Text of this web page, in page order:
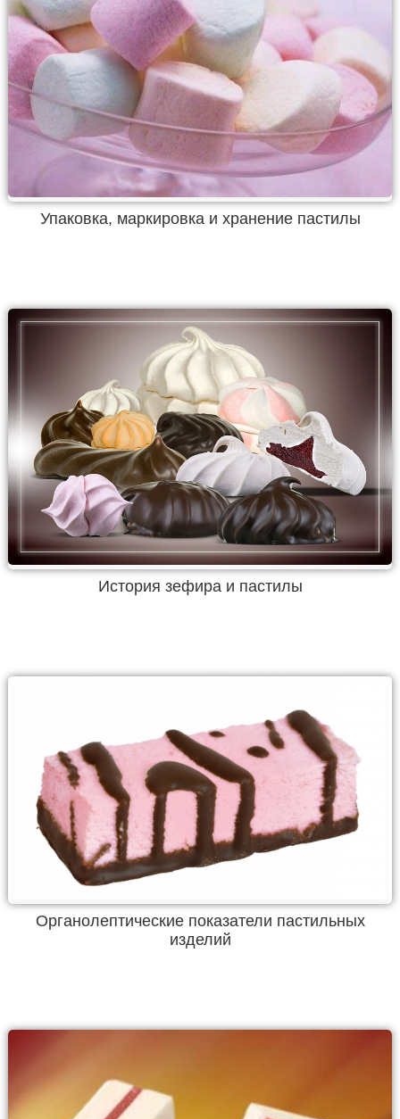
Упаковка, маркировка и хранение пастилы
История зефира и пастилы
Органолептические показатели пастильных
изделий